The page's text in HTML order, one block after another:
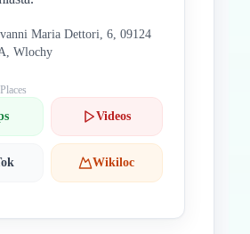
Maria Dettori, 6, 09124
Wlochy
Videos
Wikiloc